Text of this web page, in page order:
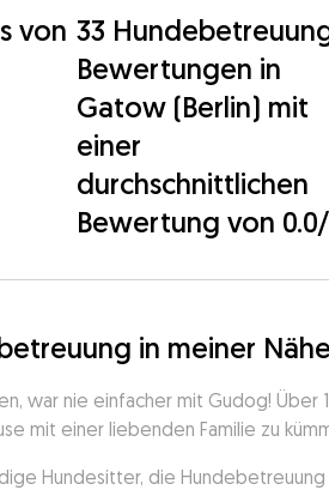
von 33
Bewertungen in
Gatow (Berlin) mit
einer
durchschnittlichen
Bewertung von
in meiner
war nie einfacher mit Gudog! Über
mit einer liebenden Familie zu
Hundesitter, die